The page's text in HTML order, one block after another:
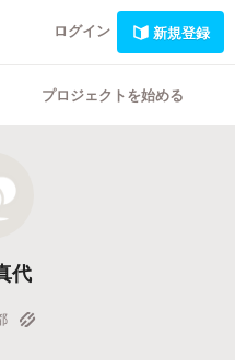
ログイン 新規登録
プロジェクトを始める
代